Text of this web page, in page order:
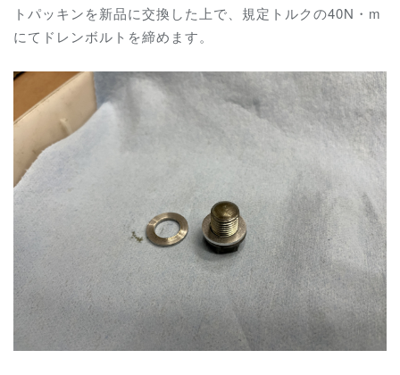
トパッキンを新品に交換した上で、規定トルクの40N・m
にてドレンボルトを締めます。